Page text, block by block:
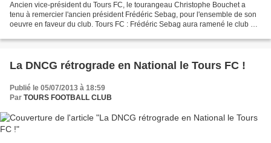
Ancien vice-président du Tours FC, le tourangeau Christophe Bouchet a
tenu à remercier l'ancien président Frédéric Sebag, pour l'ensemble de son
oeuvre en faveur du club. Tours FC : Frédéric Sebag aura ramené le club de
La DNCG rétrograde en National le Tours FC !
Publié le 05/07/2013 à 18:59
Par TOURS FOOTBALL CLUB